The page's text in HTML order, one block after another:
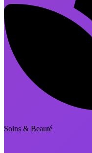
Soins & Beauté